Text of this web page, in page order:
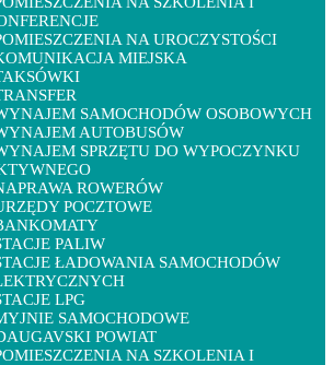
NA UROCZYSTOŚCI
MIEJSKA
SAMOCHODÓW OSOBOWYCH
AUTOBUSÓW
SPRZĘTU DO WYPOCZYNKU
ROWERÓW
POCZTOWE
PALIW
ŁADOWANIA SAMOCHODÓW
LPG
SAMOCHODOWE
POWIAT
NA SZKOLENIA I